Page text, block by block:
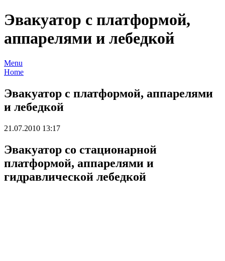
Эвакуатор с платформой,
аппарелями и лебедкой
Menu
Home
Эвакуатор с платформой, аппарелями
и лебедкой
21.07.2010 13:17
Эвакуатор со стационарной
платформой, аппарелями и
гидравлической лебедкой